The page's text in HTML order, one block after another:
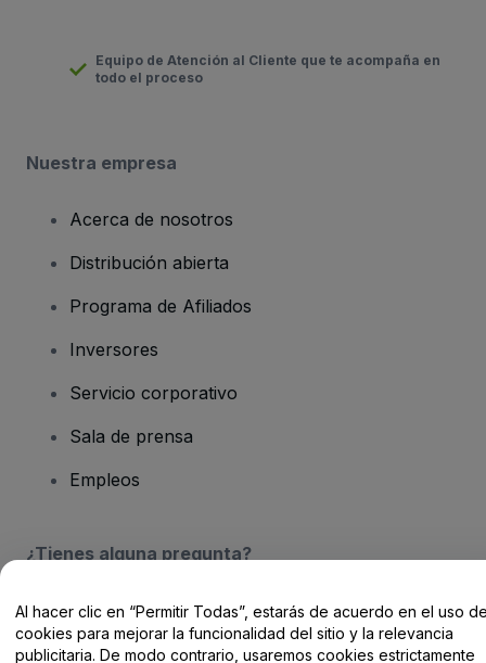
Equipo de Atención al Cliente que te acompaña en
todo el proceso
Nuestra empresa
Acerca de nosotros
Distribución abierta
Programa de Afiliados
Inversores
Servicio corporativo
Sala de prensa
Empleos
¿Tienes alguna pregunta?
Centro de Ayuda / Contacto
Al hacer clic en “Permitir Todas”, estarás de acuerdo en el uso
cookies para mejorar la funcionalidad del sitio y la relevancia
publicitaria. De modo contrario, usaremos cookies estrictamente